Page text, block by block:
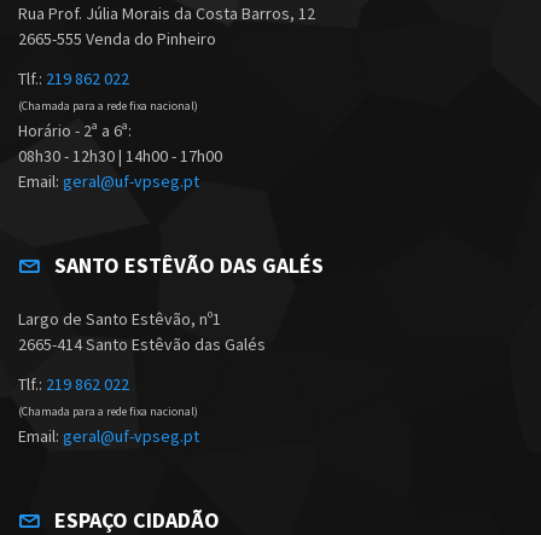
Rua Prof. Júlia Morais da Costa Barros, 12
2665-555 Venda do Pinheiro
Tlf.: 219 862 022
(Chamada para a rede fixa nacional)
Horário - 2ª a 6ª:
08h30 - 12h30 | 14h00 - 17h00
Email: geral@uf-vpseg.pt
SANTO ESTÊVÃO DAS GALÉS
Largo de Santo Estêvão, nº1
2665-414 Santo Estêvão das Galés
Tlf.: 219 862 022
(Chamada para a rede fixa nacional)
Email: geral@uf-vpseg.pt
ESPAÇO CIDADÃO